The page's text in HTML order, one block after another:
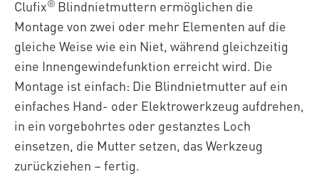
Clufix® Blindnietmuttern ermöglichen die
Montage von zwei oder mehr Elementen auf die
gleiche Weise wie ein Niet, während gleichzeitig
eine Innengewindefunktion erreicht wird. Die
Montage ist einfach: Die Blindnietmutter auf ein
einfaches Hand- oder Elektrowerkzeug aufdrehen,
in ein vorgebohrtes oder gestanztes Loch
einsetzen, die Mutter setzen, das Werkzeug
zurückziehen – fertig.